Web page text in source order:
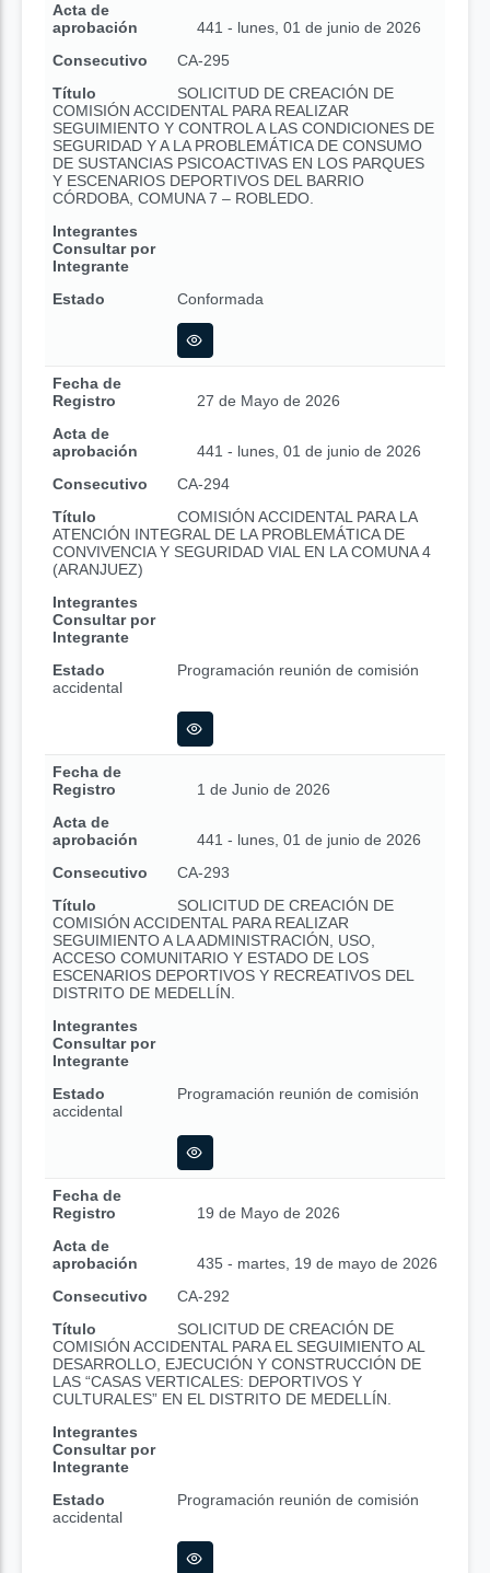
Acta de
aprobación
441 - lunes, 01 de junio de 2026
Consecutivo
CA-295
Título
SOLICITUD DE CREACIÓN DE
COMISIÓN ACCIDENTAL PARA REALIZAR
SEGUIMIENTO Y CONTROL A LAS CONDICIONES DE
SEGURIDAD Y A LA PROBLEMÁTICA DE CONSUMO
DE SUSTANCIAS PSICOACTIVAS EN LOS PARQUES
Y ESCENARIOS DEPORTIVOS DEL BARRIO
CÓRDOBA, COMUNA 7 – ROBLEDO.
Integrantes
Consultar por
Integrante
Estado
Conformada
Fecha de
Registro
27 de Mayo de 2026
Acta de
aprobación
441 - lunes, 01 de junio de 2026
Consecutivo
CA-294
Título
COMISIÓN ACCIDENTAL PARA LA
ATENCIÓN INTEGRAL DE LA PROBLEMÁTICA DE
CONVIVENCIA Y SEGURIDAD VIAL EN LA COMUNA 4
(ARANJUEZ)
Integrantes
Consultar por
Integrante
Estado
Programación reunión de comisión
accidental
Fecha de
Registro
1 de Junio de 2026
Acta de
aprobación
441 - lunes, 01 de junio de 2026
Consecutivo
CA-293
Título
SOLICITUD DE CREACIÓN DE
COMISIÓN ACCIDENTAL PARA REALIZAR
SEGUIMIENTO A LA ADMINISTRACIÓN, USO,
ACCESO COMUNITARIO Y ESTADO DE LOS
ESCENARIOS DEPORTIVOS Y RECREATIVOS DEL
DISTRITO DE MEDELLÍN.
Integrantes
Consultar por
Integrante
Estado
Programación reunión de comisión
accidental
Fecha de
Registro
19 de Mayo de 2026
Acta de
aprobación
435 - martes, 19 de mayo de 2026
Consecutivo
CA-292
Título
SOLICITUD DE CREACIÓN DE
COMISIÓN ACCIDENTAL PARA EL SEGUIMIENTO AL
DESARROLLO, EJECUCIÓN Y CONSTRUCCIÓN DE
LAS “CASAS VERTICALES: DEPORTIVOS Y
CULTURALES” EN EL DISTRITO DE MEDELLÍN.
Integrantes
Consultar por
Integrante
Estado
Programación reunión de comisión
accidental